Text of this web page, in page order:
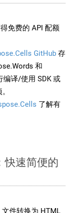
免费的 API 配额
GitHub 存
和
编译/使用 SDK 或
了解有
快速简便的
件转换为 HTML